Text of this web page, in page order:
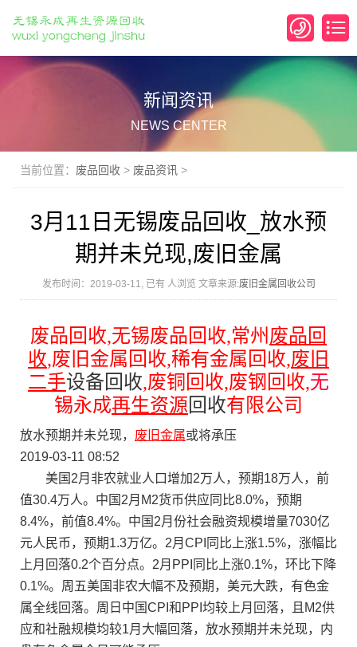
新闻资讯
NEWS CENTER
当前位置： 废品回收 > 废品资讯 >
3月11日无锡废品回收_放水预
期并未兑现,废旧金属
发布时间：2019-03-11, 已有 人浏览 文章来源:废旧金属回收公司
废品回收,无锡废品回收,常州 废品回
收,废旧金属回收,稀有金属回收,废旧
二手设备回收,废铜回收,废钢回收,无
锡永成再生资源 回收有限公司
放水预期并未兑现， 废旧金属或将承压
2019-03-11 08:52
美国2月非农就业人口增加2万人，预期18万人，前
值30.4万人。中国2月M2货币供应同比8.0%，预期
8.4%，前值8.4%。中国2月份社会融资规模增量7030亿
元人民币，预期1.3万亿。2月CPI同比上涨1.5%，涨幅比
上月回落0.2个百分点。2月PPI同比上涨0.1%，环比下降
0.1%。周五美国非农大幅不及预期，美元大跌，有色金
属全线回落。周日中国CPI和PPI均较上月回落，且M2供
应和社融规模均较1月大幅回落，放水预期并未兑现，内